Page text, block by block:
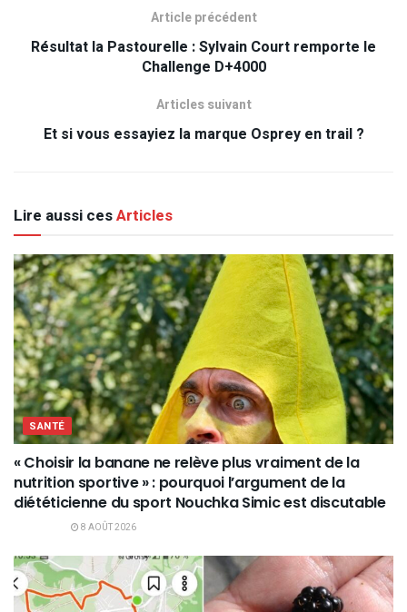
Article précédent
Résultat la Pastourelle : Sylvain Court remporte le
Challenge D+4000
Articles suivant
Et si vous essayiez la marque Osprey en trail ?
Lire aussi cesArticles
SANTÉ
« Choisir la banane ne relève plus vraiment de la
nutrition sportive » : pourquoi l’argument de la
diététicienne du sport Nouchka Simic est discutable
8 AOÛT 2026